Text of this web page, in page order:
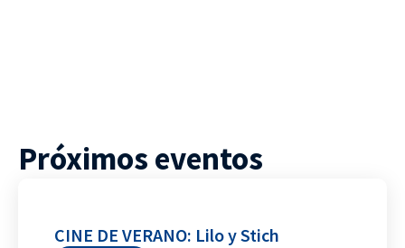
Próximos eventos
CINE DE VERANO: Lilo y Stich